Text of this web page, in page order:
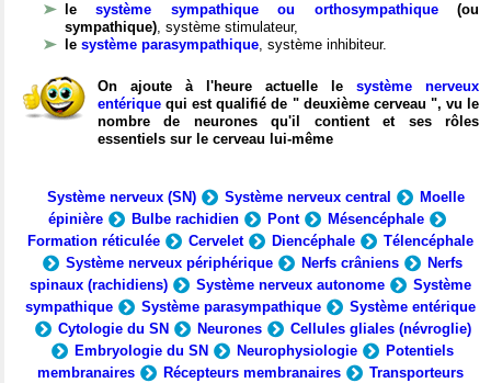
lesystème sympathique ou orthosympathique(ou
sympathique), système stimulateur,
le système parasympathique, système inhibiteur.
On ajoute à l'heure actuelle le système nerveux
entérique qui est qualifié de " deuxième cerveau ", vu le
nombre de neurones qu'il contient et ses rôles
essentiels sur le cerveau lui-même
Système nerveux (SN) Système nerveux central
Moelle
épinière
Bulbe rachidien Pont
Mésencéphale
Formation réticulée
Cervelet Diencéphale
Télencéphale
Système nerveux périphérique
Nerfs crâniens
Nerfs
spinaux (rachidiens)
Système nerveux autonome
Système
sympathique
Système parasympathique
Système entérique
Cytologie du SN
Neurones
Cellules gliales (névroglie)
Embryologie du SN
Neurophysiologie
Potentiels
membranaires
Récepteurs membranaires
Transporteurs